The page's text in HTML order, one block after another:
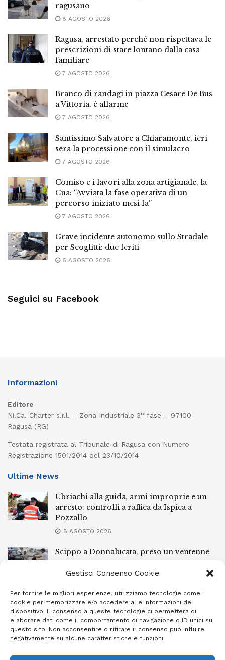
Gestisci Consenso Cookie
Per fornire le migliori esperienze, utilizziamo tecnologie come i
cookie per memorizzare e/o accedere alle informazioni del
dispositivo. Il consenso a queste tecnologie ci permetterà di
elaborare dati come il comportamento di navigazione o ID unici su
questo sito. Non acconsentire o ritirare il consenso può influire
negativamente su alcune caratteristiche e funzioni.
ragusano
8 AGOSTO 2026
Ragusa, arrestato perché non rispettava le
prescrizioni di stare lontano dalla casa
familiare
7 AGOSTO 2026
Branco di randagi in piazza Cesare De Bus
a Vittoria, è allarme
7 AGOSTO 2026
Santissimo Salvatore a Chiaramonte, ieri
sera la processione con il simulacro
7 AGOSTO 2026
Comiso e i lavori alla zona artigianale, la
Cna: “Avviata la fase operativa di un
percorso iniziato mesi fa”
7 AGOSTO 2026
Grave incidente autonomo sullo Stradale
per Scoglitti: due feriti
6 AGOSTO 2026
Seguici su Facebook
Informazioni
Editore
Ni.Ca. Charter s.r.l. – Zona Industriale 3° fase – 97100
Ragusa (RG)
Testata registrata al Tribunale di Ragusa con Numero
Registrazione 1501/2014 del 23/10/2014
Ultime News
Ubriachi alla guida, armi improprie e un
arresto: controlli a raffica da Ispica a
Pozzallo
8 AGOSTO 2026
Scippo a Donnalucata, preso un ventenne
8 AGOSTO 2026
Ragusa, arrestato perché non rispettava le
prescrizioni di stare lontano dalla casa
familiare
7 AGOSTO 2026